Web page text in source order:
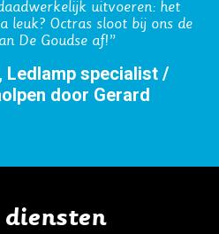
(geholpen door
diensten